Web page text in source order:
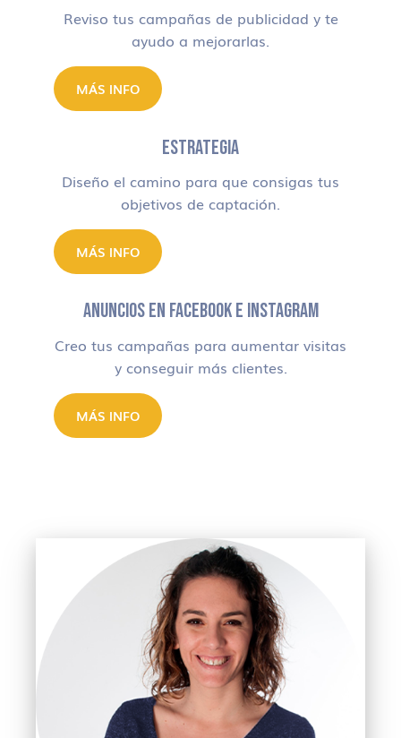
Reviso tus campañas de publicidad y te
ayudo a mejorarlas.
MÁS INFO
ESTRATEGIA
Diseño el camino para que consigas tus
objetivos de captación.
MÁS INFO
ANUNCIOS EN FACEBOOK E INSTAGRAM
Creo tus campañas para aumentar visitas
y conseguir más clientes.
MÁS INFO